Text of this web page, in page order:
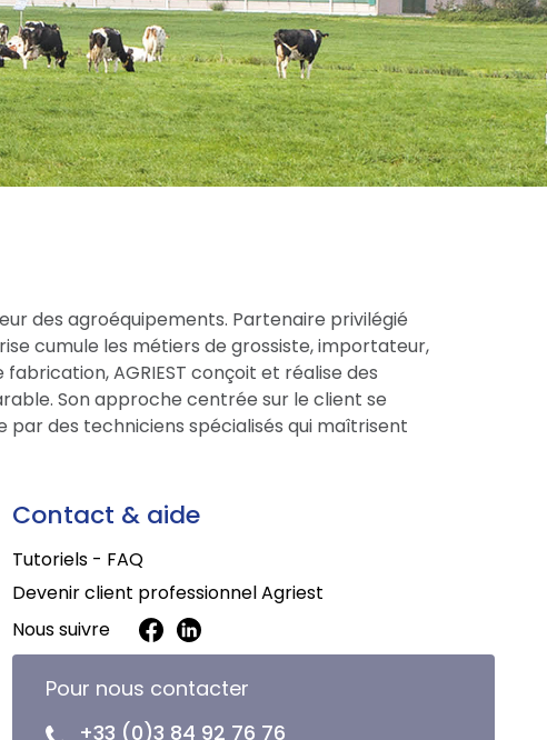
des agroéquipements. Partenaire privilégié
cumule les métiers de grossiste, importateur,
AGRIEST conçoit et réalise des
Son approche centrée sur le client se
des techniciens spécialisés qui maîtrisent
Contact & aide
Tutoriels - FAQ
Devenir client professionnel Agriest
Nous suivre
Pour nous contacter
+33 (0)3 84 92 76 76